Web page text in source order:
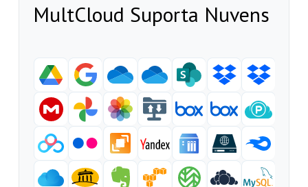
MultCloud Suporta Nuvens